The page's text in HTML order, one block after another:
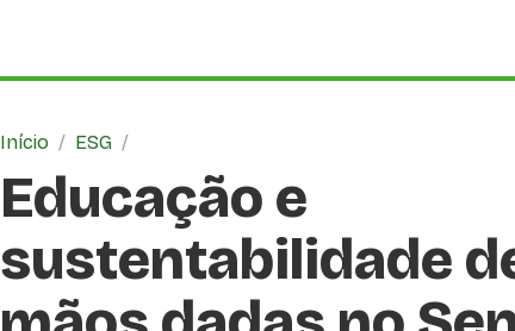
Início / ESG /
Educação e
sustentabilidade